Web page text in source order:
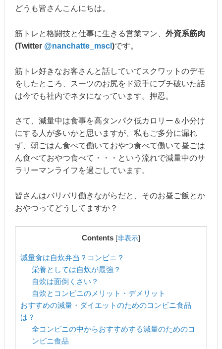
どうも皆さんこんにちは。
筋トレと格闘技と仕事に生きる営業マン、 外資系筋肉
(Twitter @nanchatte_mscl )です。
筋トレ好きなお客さんと話していてスクワットのデモ
をしたところ、スーツのお尻をド派手にブチ破いた話
は今でも社内でネタになっています。押忍。
さて、減量中は食事を高タンパク低カロリー＆小分け
にする人が多いかと思いますが、私もご多分に漏れ
ず、朝ごはん食べて働いておやつ食べて働いて昼ごは
ん食べておやつ食べて・・・という流れで減量中のサ
ラリーマンライフを過ごしています。
皆さんはバリバリ働きながらだと、そのお昼ご飯とか
おやつってどうしてますか？
Contents [非表示]
減量食は自炊弁当？コンビニ？
栄養としては自炊が最強？
自炊は面倒くさい？
自炊とコンビニのメリット・デメリット
おすすめの減量・ダイエットのためのコンビニ食品
は？
全コンビニの中からおすすめする減量のためのコ
ンビニ食品